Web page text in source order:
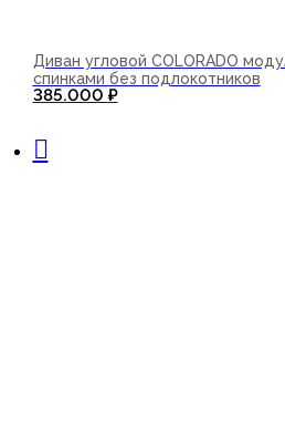
Диван угловой COLORADO
спинками без подлокотников
385.000 ₽